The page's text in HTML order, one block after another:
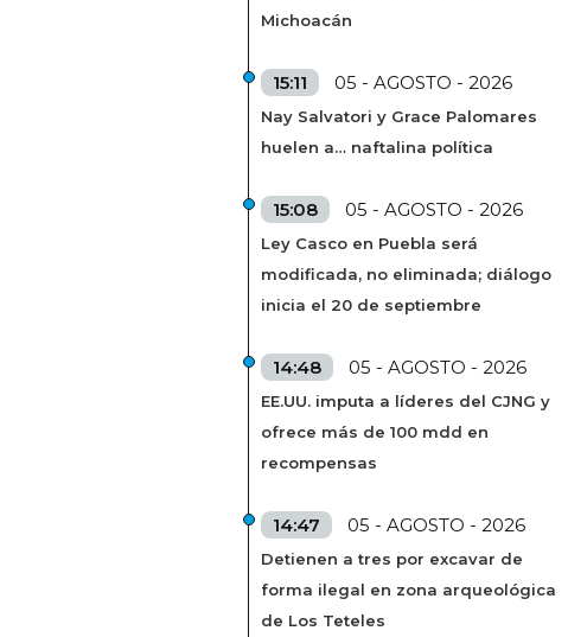
Michoacán
15:11 05 - AGOSTO - 2026
Nay Salvatori y Grace Palomares
huelen a… naftalina política
15:08 05 - AGOSTO - 2026
Ley Casco en Puebla será
modificada, no eliminada; diálogo
inicia el 20 de septiembre
14:48 05 - AGOSTO - 2026
EE.UU. imputa a líderes del CJNG y
ofrece más de 100 mdd en
recompensas
14:47 05 - AGOSTO - 2026
Detienen a tres por excavar de
forma ilegal en zona arqueológica
de Los Teteles